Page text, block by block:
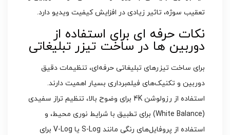
تعقیب سوژه، تاثیر زیادی در افزایش کیفیت ویدیو دارد.
نکات حرفه‌ ای برای استفاده از
دوربین‌ ها در ساخت تیزر تبلیغاتی
برای ساخت تیزرهای تبلیغاتی حرفه‌ای، تنظیمات دقیق
دوربین و تکنیک‌های فیلمبرداری بسیار اهمیت دارند.
استفاده از رزولوشن 4K برای وضوح بالا، تنظیم تراز سفیدی
(White Balance) برای تطبیق با شرایط نوری محیط، و
استفاده از پروفایل‌های رنگی مانند S-Log یا V-Log برای